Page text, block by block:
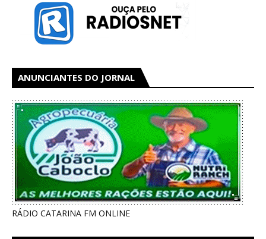
ANUNCIANTES DO JORNAL
RÁDIO CATARINA FM ONLINE